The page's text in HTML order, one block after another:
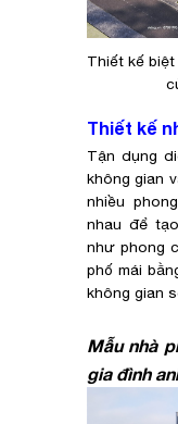
Thiết kế
Thiết kế
Tận dụng
không gian
nhiều
nhau để
như phong
phố mái
không gian
Mẫu nhà
gia đình